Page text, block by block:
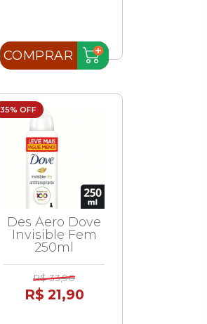
COMPRAR
35% OFF
Des Aero Dove
Invisible Fem
250ml
R$ 33,90
R$ 21,90